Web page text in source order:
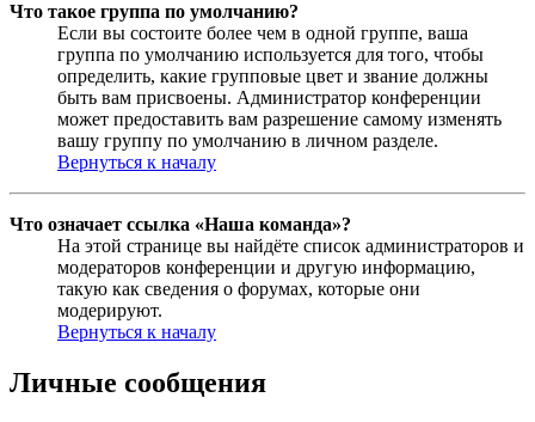
Что такое группа по умолчанию?
Если вы состоите более чем в одной группе, ваша
группа по умолчанию используется для того, чтобы
определить, какие групповые цвет и звание должны
быть вам присвоены. Администратор конференции
может предоставить вам разрешение самому изменять
вашу группу по умолчанию в личном разделе.
Вернуться к началу
Что означает ссылка «Наша команда»?
На этой странице вы найдёте список администраторов и
модераторов конференции и другую информацию,
такую как сведения о форумах, которые они
модерируют.
Вернуться к началу
Личные сообщения